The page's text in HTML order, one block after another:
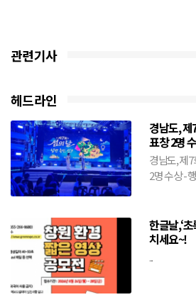
관련기사
헤드라인
경남도,
표창 2명
경남도, 제
2명 수상 -
한글날,‘
치세요~!
...